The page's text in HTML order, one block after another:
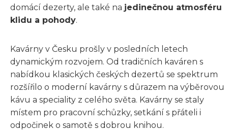
domácí dezerty, ale také na jedinečnou atmosféru
klidu a pohody.
Kavárny v Česku prošly v posledních letech
dynamickým rozvojem. Od tradičních kaváren s
nabídkou klasických českých dezertů se spektrum
rozšířilo o moderní kavárny s důrazem na výběrovou
kávu a speciality z celého světa. Kavárny se staly
místem pro pracovní schůzky, setkání s přáteli i
odpočinek o samotě s dobrou knihou.